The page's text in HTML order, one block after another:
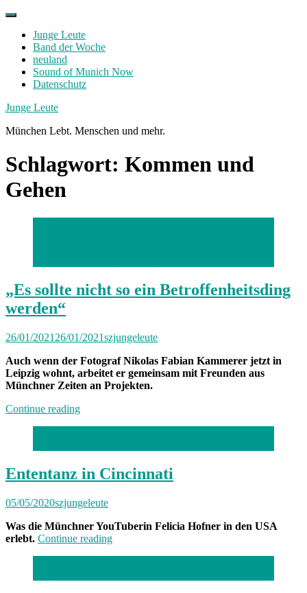
Skip
contentJunge Leute
Band der Woche
neuland
Sound of Munich Now
Datenschutz
Facebook
Twitter
Instagram
Junge Leute
München Lebt. Menschen und mehr.
Schlagwort: Kommen und
Gehen
„Es sollte nicht so ein Betroffenheitsding
werden“
26/01/2021 26/01/2021szjungeleute
Auch wenn der Fotograf Nikolas Fabian Kammerer jetzt in
Leipzig wohnt, arbeitet er gemeinsam mit Freunden aus
Münchner Zeiten an Projekten.
Continue reading„„Es
Betroffenheitsding
werden““
Ententanz in Cincinnati
05/05/2020szjungeleute
Was die Münchner YouTuberin Felicia Hofner in den USA
erlebt. Continue reading„Ententanz